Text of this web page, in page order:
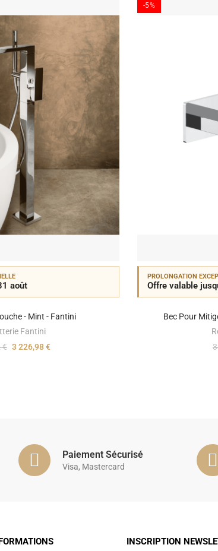
août
- Mint - Fantini
Fantini
€ 3 226,98 €
-5%
PROLONGATION
Offre valable
Bec Pour
Paiement Sécurisé
Visa, Mastercard
INSCRIPTION